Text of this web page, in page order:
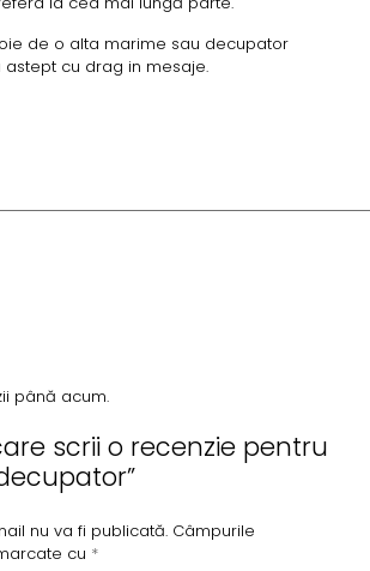
de o alta marime sau decupator
astept cu drag in mesaje.
până acum.
scrii o recenzie pentru
nu va fi publicată. Câmpurile
cu *